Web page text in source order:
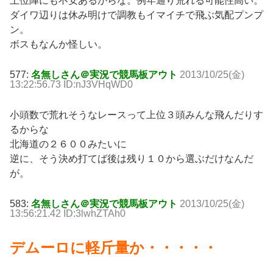
ダイワ辺りは休み明けで調教もイマイチで飛ぶ気配プンプ
ン。
ボスもなんか怪しい。
577: 名無しさん＠実況で競馬板アウト 2013/10/25(金)
13:22:56.73 ID:nJ3VHqWD0
小頭数で荒れそうなレースって上位３頭みんな飛んだりす
るからな
北海道の２６００みたいに
逆に、そう決め打てば後は残り１０から選ぶだけなんだ
が。
583: 名無しさん＠実況で競馬板アウト 2013/10/25(金)
13:56:21.42 ID:3lwhZTAh0
デムーロに軽斤量か・・・・・